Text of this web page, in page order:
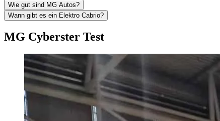
Wie gut sind MG Autos?
Wann gibt es ein Elektro Cabrio?
MG Cyberster Test